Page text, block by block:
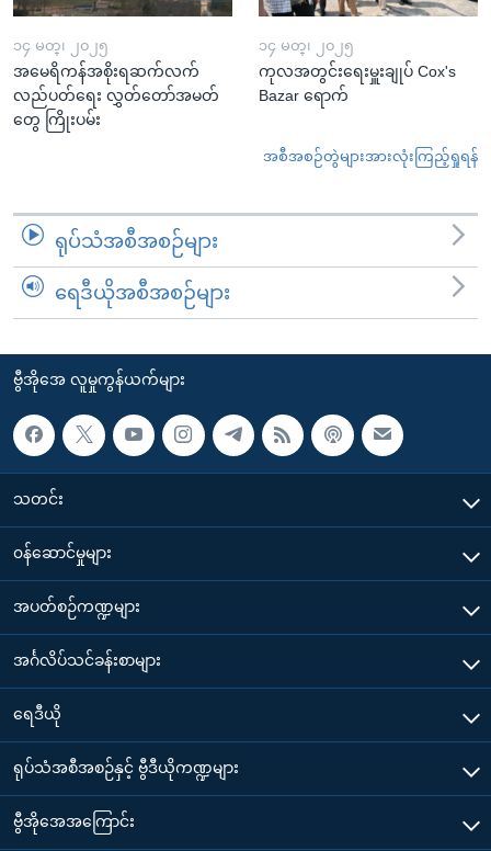
၁၄ မတ္၊ ၂၀၂၅
အမေရိကန်အစိုးရဆက်လက်
လည်ပတ်ရေး လွှတ်တော်အမတ်
တွေ ကြိုးပမ်း
၁၄ မတ္၊ ၂၀၂၅
ကုလအတွင်းရေးမှူးချုပ် Cox's
Bazar ရောက်
အစီအစဉ်တွဲများအားလုံးကြည့်ရှုရန်
ရုပ်သံအစီအစဉ်များ
ရေဒီယိုအစီအစဉ်များ
ဗွီအိုအေ လူမှုကွန်ယက်များ
သတင်း
၀န်ဆောင်မှုများ
အပတ်စဉ်ကဏ္ဍများ
အင်္ဂလိပ်သင်ခန်းစာများ
ရေဒီယို
ရုပ်သံအစီအစဉ်နှင့် ဗွီဒီယိုကဏ္ဍများ
ဗွီအိုအေအကြောင်း